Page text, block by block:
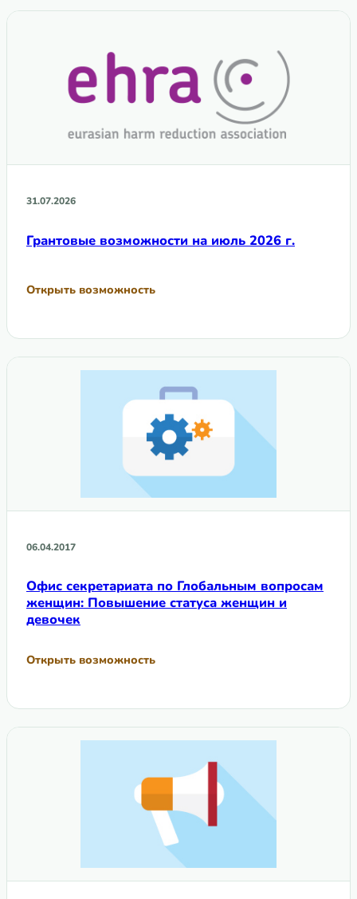
31.07.2026
Грантовые возможности на июль 2026 г.
Открыть возможность
06.04.2017
Офис секретариата по Глобальным вопросам
женщин: Повышение статуса женщин и
девочек
Открыть возможность